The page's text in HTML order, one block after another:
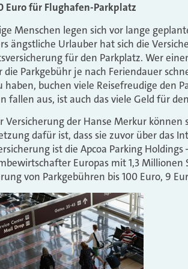
Euro für Flughafen-Parkplatz
Menschen legen sich vor lange
ängstliche Urlauber hat sich die
für den Parkplatz. Wer
die Parkgebühr je nach Feriendauer
haben, buchen viele Reisefreudige den
fallen aus, ist auch das viele Geld für
Versicherung der Hanse Merkur können
dafür ist, dass sie zuvor über das
ist die Apcoa Parking
Europas mit 1,3
von Parkgebühren bis 100 Euro, 9